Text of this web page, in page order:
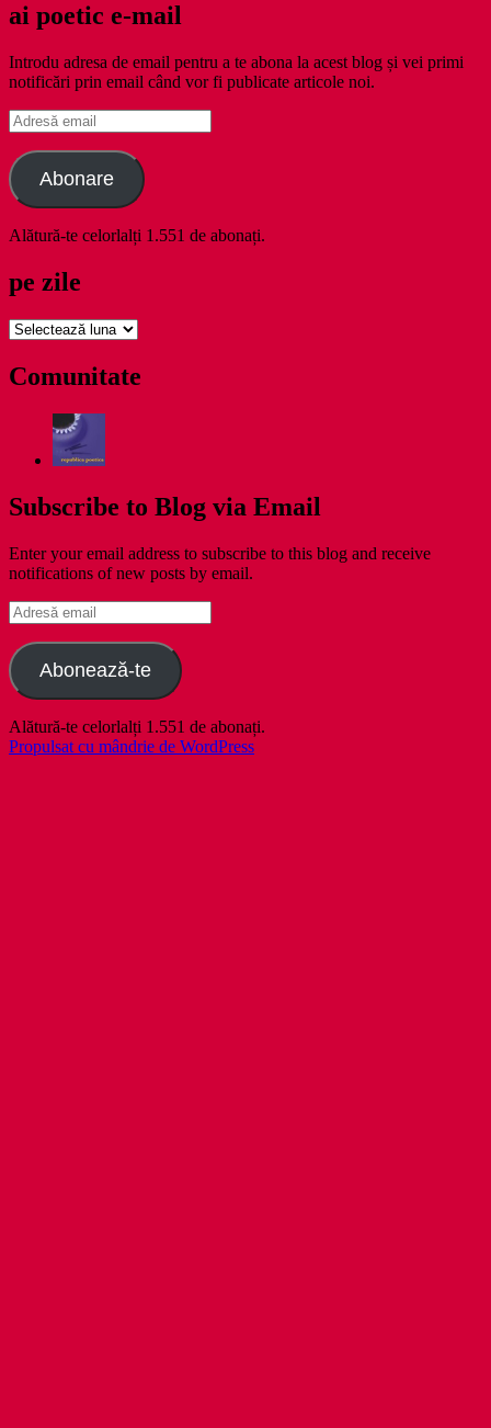
ai poetic e-mail
Introdu adresa de email pentru a te abona la acest blog și vei primi
notificări prin email când vor fi publicate articole noi.
Adresă
email
Abonare
Alătură-te celorlalți 1.551 de abonați.
pe zile
pe
Comunitate
Subscribe to Blog via Email
Enter your email address to subscribe to this blog and receive
notifications of new posts by email.
Adresă
email
Abonează-te
Alătură-te celorlalți 1.551 de abonați.
Propulsat cu mândrie de WordPress